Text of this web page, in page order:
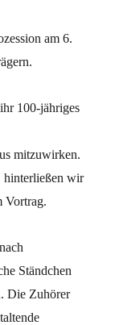
am 6.
100-jähriges
mitzuwirken.
hinterließen wir
Vortrag.
Ständchen
Die Zuhörer